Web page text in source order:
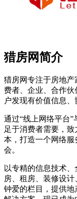
猎房网简介
猎房网专注于房地产
费者、企业、合作伙
户发现有价值信息、
通过“线上网络平台”
足于消费者需要，
本，打造一个网络
会。
以专精的信息技术
房、租房、装修设
钟爱的栏目，提供